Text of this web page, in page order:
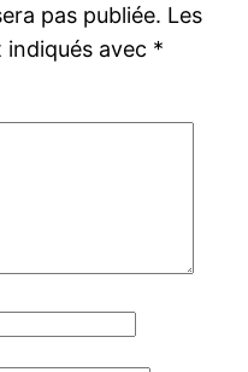
pas publiée. Les
avec *